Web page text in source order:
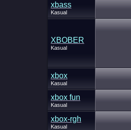
xbass
Kasual
XBOBER
Kasual
xbox
Kasual
xbox fun
Kasual
xbox-rgh
Kasual